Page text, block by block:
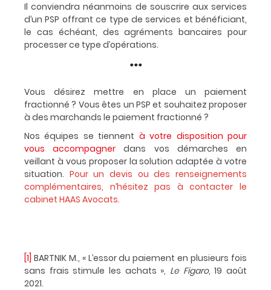
Il conviendra néanmoins de souscrire aux services
d’un PSP offrant ce type de services et bénéficiant,
le cas échéant, des agréments bancaires pour
processer ce type d’opérations.
***
Vous désirez mettre en place un paiement
fractionné ? Vous êtes un PSP et souhaitez proposer
à des marchands le paiement fractionné ?
Nos équipes se tiennent à votre disposition pour
vous accompagnerdans vos démarches en
veillant à vous proposer la solution adaptée à votre
situation. Pour un devis ou des renseignements
complémentaires, n’hésitez pas à contacter le
cabinet HAAS Avocats.
[1] BARTNIK M., « L’essor du paiement en plusieurs fois
sans frais stimule les achats », Le Figaro, 19 août
2021.